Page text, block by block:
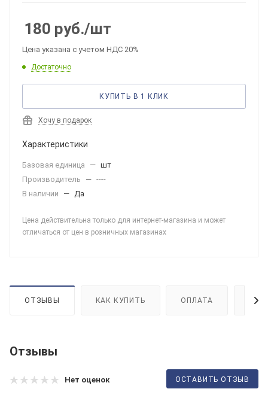
180 руб./шт
Цена указана с учетом НДС 20%
Достаточно
КУПИТЬ В 1 КЛИК
Хочу в подарок
Характеристики
Базовая единица — шт
Производитель
— ----
В наличии
— Да
Цена действительна только для интернет-магазина и может
отличаться от цен в розничных магазинах
ОТЗЫВЫ КАК КУПИТЬ ОПЛАТА
Отзывы
Нет оценок ОСТАВИТЬ ОТЗЫВ